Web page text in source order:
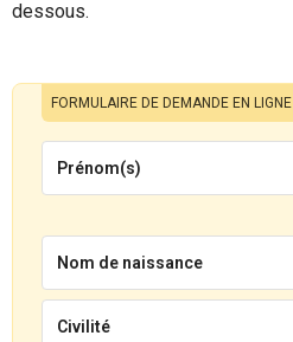
dessous.
FORMULAIRE DE DEMANDE EN LIGNE
Prénom(s)
Nom de naissance
Civilité